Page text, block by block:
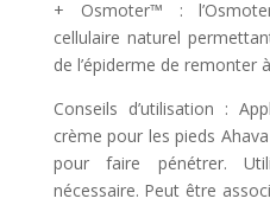
+ Osmoter™ :
cellulaire naturel
de l’épiderme de remonter
Conseils d’utilisation :
crème pour les pieds
pour faire pénétrer.
nécessaire. Peut être